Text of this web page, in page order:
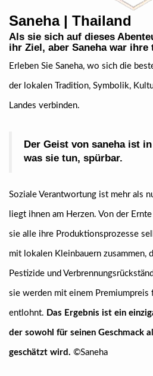
Saneha | Thailand
Als sie sich auf dieses
ihr Ziel, aber Saneha war ihre
Erleben Sie Saneha, wo sich die
der lokalen Tradition, Symbolik,
Landes verbinden.
Der Geist von saneha ist
was sie tun, spürbar.
Soziale Verantwortung ist mehr als
liegt ihnen am Herzen. Von der
sie alle ihre Produktionsprozesse
mit lokalen Kleinbauern zusammen,
Pestizide und
sie werden mit einem Premiumpreis
entlohnt. Das Ergebnis ist ein
der sowohl für seinen Geschmack
geschätzt wird. ©Saneha